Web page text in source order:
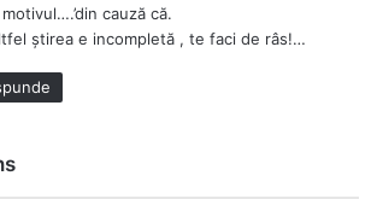
cauză că.
știrea e incompletă , te faci de râs!…